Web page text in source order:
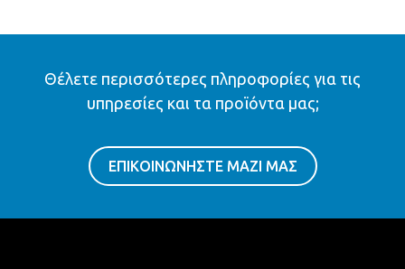
Θέλετε περισσότερες πληροφορίες για τις
υπηρεσίες και τα προϊόντα μας;
ΕΠΙΚΟΙΝΩΝΗΣΤΕ ΜΑΖΙ ΜΑΣ